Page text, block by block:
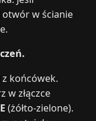
w ścianie
końcówek.
w złączce
(żółto-zielone).